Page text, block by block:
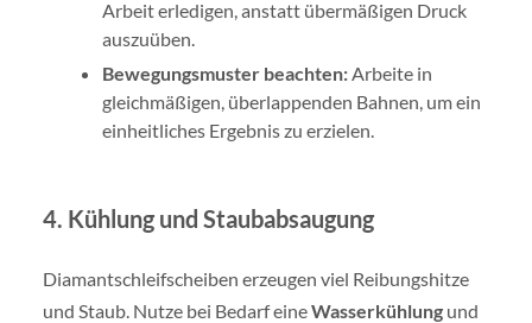
Arbeit erledigen, anstatt übermäßigen Druck
auszuüben.
Bewegungsmuster beachten:Arbeite in
gleichmäßigen, überlappenden Bahnen, um ein
einheitliches Ergebnis zu erzielen.
4. Kühlung und Staubabsaugung
Diamantschleifscheiben erzeugen viel Reibungshitze
und Staub. Nutze bei Bedarf eineWasserkühlungund